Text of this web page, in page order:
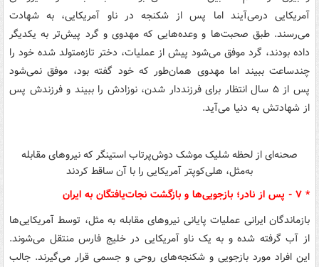
آمریکایی درمی‌آیند اما پس از شکنجه در ناو آمریکایی، به شهادت
می‌رسند. طبق صحبت‌ها و وعده‌هایی که مهدوی و گرد پیش‌تر به یکدیگر
داده بودند، گرد موفق می‌شود پیش از عملیات، دختر تازه‌متولد شده خود را
چندساعت ببیند اما مهدوی همان‌طور که خود گفته بود، موفق نمی‌شود
پس از ۵ سال انتظار برای فرزنددار شدن، نوزادش را ببیند و فرزندش پس
از شهادتش به دنیا می‌آید.
صحنه‌ای از لحظه شلیک موشک دوش‌پرتاب استینگر که نیروهای مقابله
به‌مثل، هلی‌کوپتر آمریکایی را با آن ساقط کردند
* ۷ - پس از نادر؛ بازجویی‌ها و بازگشت نجات‌یافتگان به ایران
بازماندگان ایرانی عملیات پایانی نیروهای مقابله به مثل، توسط آمریکایی‌ها
از آب گرفته شده و به یک ناو آمریکایی در خلیج فارس منتقل می‌شوند.
این افراد مورد بازجویی و شکنجه‌های روحی و جسمی قرار می‌گیرند. جالب